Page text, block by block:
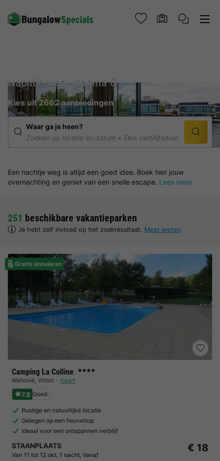
Nachtje weg - pagina 8
Kies uit 2662 aanbiedingen
Waar ga je heen?
Zoeken op locatie en datum
Elke verblijfsduur
Een nachtje weg is altijd een goed idee. Boek hier jouw
overnachting en geniet van een snelle escape. Lees meer.
251 beschikbare vakantieparken
Je hebt zelf invloed op het zoekresultaat. Meer weten
Gratis annuleren
Camping La Colline ★★★★
Wallonië, Virton Kaart
7.8 Goed
Rustige en natuurlijke locatie
Gelegen op een heuveltop
Ideaal voor een ontspannen verblijf
STAANPLAATS
Van 11 tot 12 okt, 1 nacht, Vanaf
€ 18